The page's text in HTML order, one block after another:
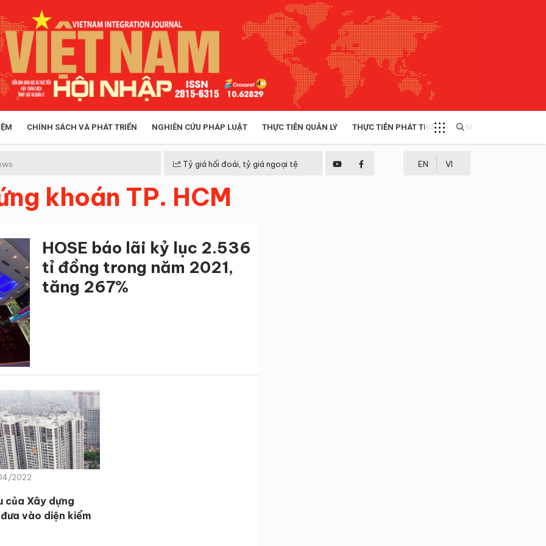
CHÍNH SÁCH VÀ PHÁT TRIỂN NGHIÊN CỨU PHÁP LUẬT THỰC TIỄN QUẢN LÝ THỰC TIỄN PHÁT TRIỂN MULTIMEDIA
Tỷ giá hối đoái, tỷ giá ngoại tệ EN VI
khoán TP. HCM
HOSE báo lãi kỷ lục 2.536
tỉ đồng trong năm 2021,
tăng 267%
2022
của Xây dựng
đưa vào diện kiểm